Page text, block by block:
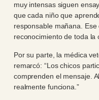
muy intensas siguen
que cada niño que
responsable mañana.
reconocimiento de toda la
Por su parte, la médica
remarcó: “Los chicos
comprenden el mensaje.
realmente funciona.”